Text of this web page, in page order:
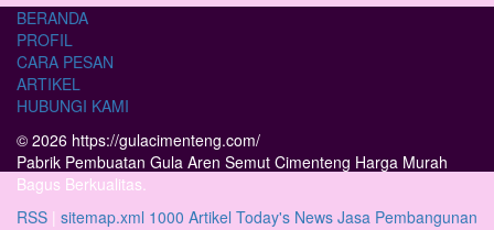
BERANDA
PROFIL
CARA PESAN
ARTIKEL
HUBUNGI KAMI
© 2026 https://gulacimenteng.com/
Pabrik Pembuatan Gula Aren Semut Cimenteng Harga Murah
Bagus Berkualitas.
RSS | sitemap.xml 1000 Artikel Today's News Jasa Pembangunan